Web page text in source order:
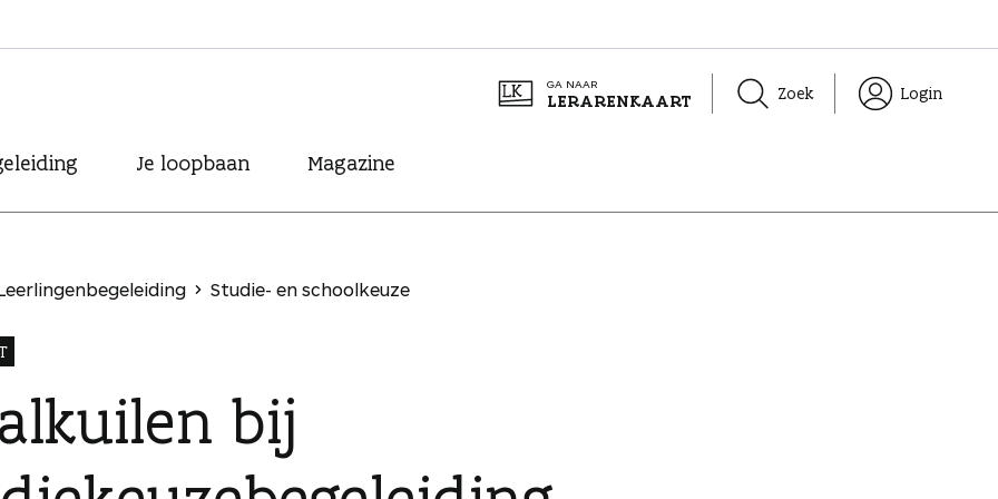
GA NAAR
LERARENKAART Zoek Login
Je loopbaan Magazine
Studie- en schoolkeuze
bij